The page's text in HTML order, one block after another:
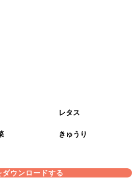
レタス
きゅうり
ダウンロードする